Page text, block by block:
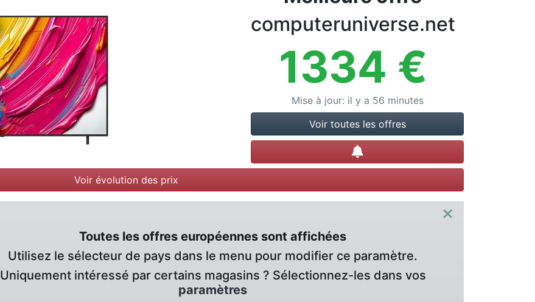
computeruniverse.net
1334 €
Mise à jour: il y a 56 minutes
Voir toutes les offres
Créer une alerte
Voir évolution des prix
×
Toutes les offres européennes sont affichées
Utilisez le sélecteur de pays dans le menu pour modifier ce paramètre.
Uniquement intéressé par certains magasins ? Sélectionnez-les dans vos
paramètres